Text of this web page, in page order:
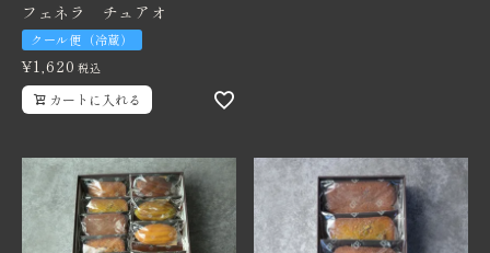
フェネラ チュアオ
クール便（冷蔵）
¥1,620 税込
カートに入れる